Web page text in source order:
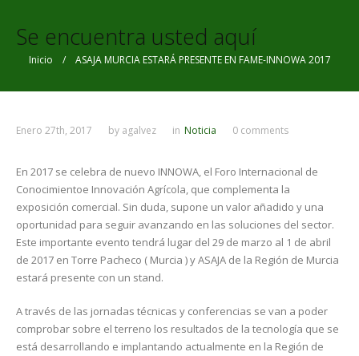
Se encuentra usted aquí
Inicio / ASAJA MURCIA ESTARÁ PRESENTE EN FAME-INNOWA 2017
Enero 27th, 2017 by agalvez in Noticia 0 comments
En 2017 se celebra de nuevo INNOWA, el Foro Internacional de
Conocimientoe Innovación Agrícola, que complementa la
exposición comercial. Sin duda, supone un valor añadido y una
oportunidad para seguir avanzando en las soluciones del sector.
Este importante evento tendrá lugar del 29 de marzo al 1 de abril
de 2017 en Torre Pacheco ( Murcia ) y ASAJA de la Región de Murcia
estará presente con un stand.
A través de las jornadas técnicas y conferencias se van a poder
comprobar sobre el terreno los resultados de la tecnología que se
está desarrollando e implantando actualmente en la Región de